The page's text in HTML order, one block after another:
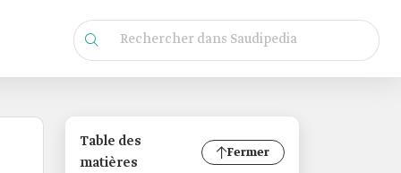
Table des
matières
Fermer